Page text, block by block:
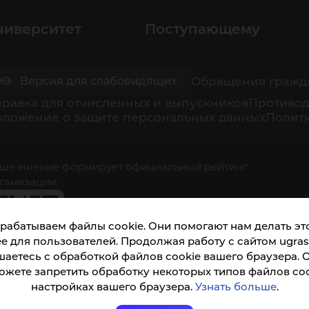
файлы cookie. Они помогают нам делать
для пользователей. Продолжая работу с сайтом
с обработкой файлов cookie вашего браузера.
запретить обработку некоторых типов файлов
настройках вашего браузера. Узнать больше.
Поступающему
мнение формирует официальный рейтинг
доступна по QR-коду, а так же по прямой